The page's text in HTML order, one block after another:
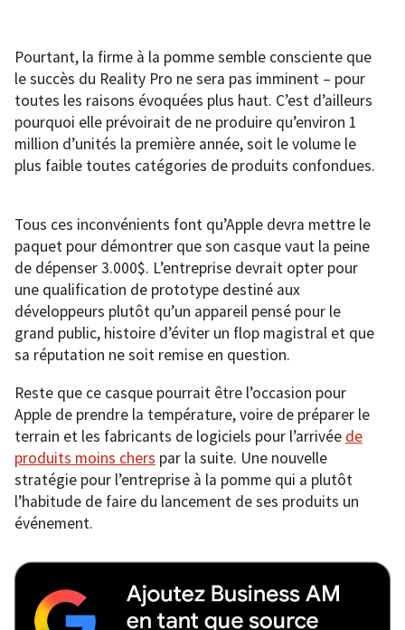
Pourtant, la firme à la pomme semble consciente que
le succès du Reality Pro ne sera pas imminent – pour
toutes les raisons évoquées plus haut. C’est d’ailleurs
pourquoi elle prévoirait de ne produire qu’environ 1
million d’unités la première année, soit le volume le
plus faible toutes catégories de produits confondues.
Tous ces inconvénients font qu’Apple devra mettre le
paquet pour démontrer que son casque vaut la peine
de dépenser 3.000$. L’entreprise devrait opter pour
une qualification de prototype destiné aux
développeurs plutôt qu’un appareil pensé pour le
grand public, histoire d’éviter un flop magistral et que
sa réputation ne soit remise en question.
Reste que ce casque pourrait être l’occasion pour
Apple de prendre la température, voire de préparer le
terrain et les fabricants de logiciels pour l’arrivée de
produits moins chers par la suite. Une nouvelle
stratégie pour l’entreprise à la pomme qui a plutôt
l’habitude de faire du lancement de ses produits un
événement.